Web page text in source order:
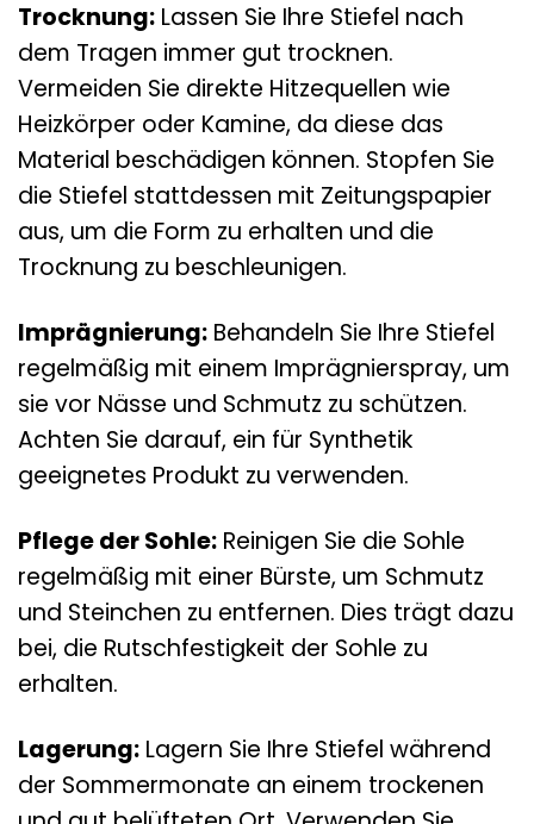
Trocknung: Lassen Sie Ihre Stiefel nach
dem Tragen immer gut trocknen.
Vermeiden Sie direkte Hitzequellen wie
Heizkörper oder Kamine, da diese das
Material beschädigen können. Stopfen Sie
die Stiefel stattdessen mit Zeitungspapier
aus, um die Form zu erhalten und die
Trocknung zu beschleunigen.
Imprägnierung: Behandeln Sie Ihre Stiefel
regelmäßig mit einem Imprägnierspray, um
sie vor Nässe und Schmutz zu schützen.
Achten Sie darauf, ein für Synthetik
geeignetes Produkt zu verwenden.
Pflege der Sohle: Reinigen Sie die Sohle
regelmäßig mit einer Bürste, um Schmutz
und Steinchen zu entfernen. Dies trägt dazu
bei, die Rutschfestigkeit der Sohle zu
erhalten.
Lagerung: Lagern Sie Ihre Stiefel während
der Sommermonate an einem trockenen